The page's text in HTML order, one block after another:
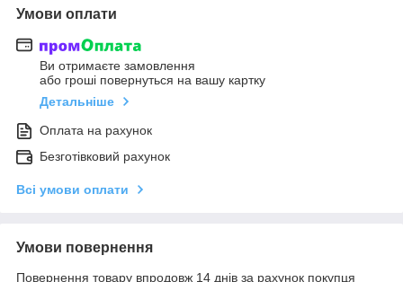
Умови оплати
Ви отримаєте замовлення
або гроші повернуться на вашу картку
Детальніше
Оплата на рахунок
Безготівковий рахунок
Всі умови оплати
Умови повернення
Повернення товару впродовж 14 днів за рахунок покупця